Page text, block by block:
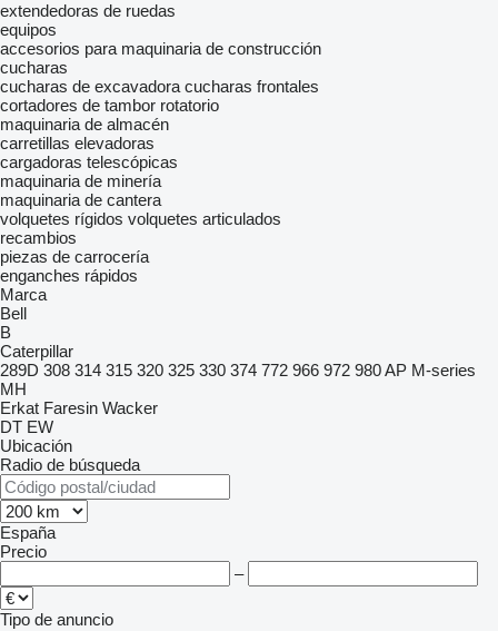
extendedoras de ruedas
equipos
accesorios para maquinaria de construcción
cucharas
cucharas de excavadora cucharas frontales
cortadores de tambor rotatorio
maquinaria de almacén
carretillas elevadoras
cargadoras telescópicas
maquinaria de minería
maquinaria de cantera
volquetes rígidos volquetes articulados
recambios
piezas de carrocería
enganches rápidos
Marca
Bell
B
Caterpillar
289D 308 314 315 320 325 330 374 772 966 972 980AP M-series
MH
Erkat Faresin Wacker
DT EW
Ubicación
Radio de búsqueda
España
Precio
–
Tipo de anuncio